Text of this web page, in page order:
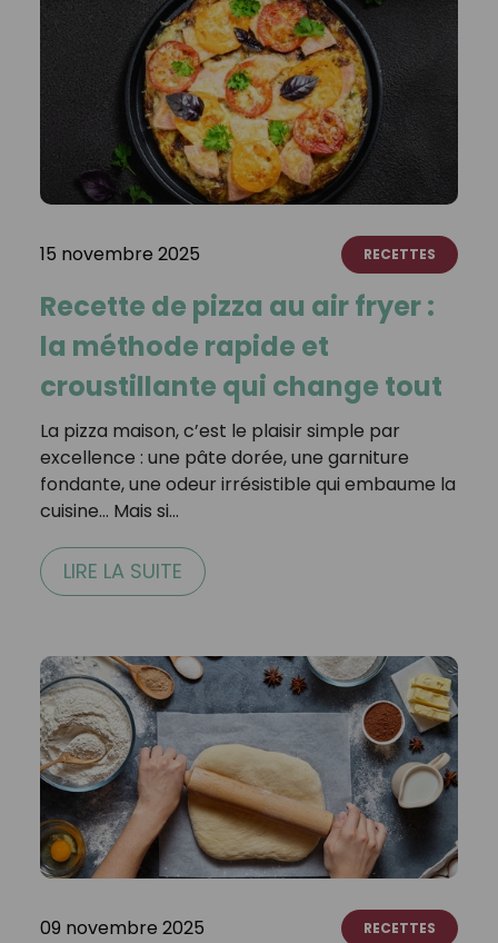
15 novembre 2025 RECETTES
Recette de pizza au air fryer :
la méthode rapide et
croustillante qui change tout
La pizza maison, c’est le plaisir simple par
excellence : une pâte dorée, une garniture
fondante, une odeur irrésistible qui embaume la
cuisine… Mais si…
LIRE LA SUITE
09 novembre 2025 RECETTES